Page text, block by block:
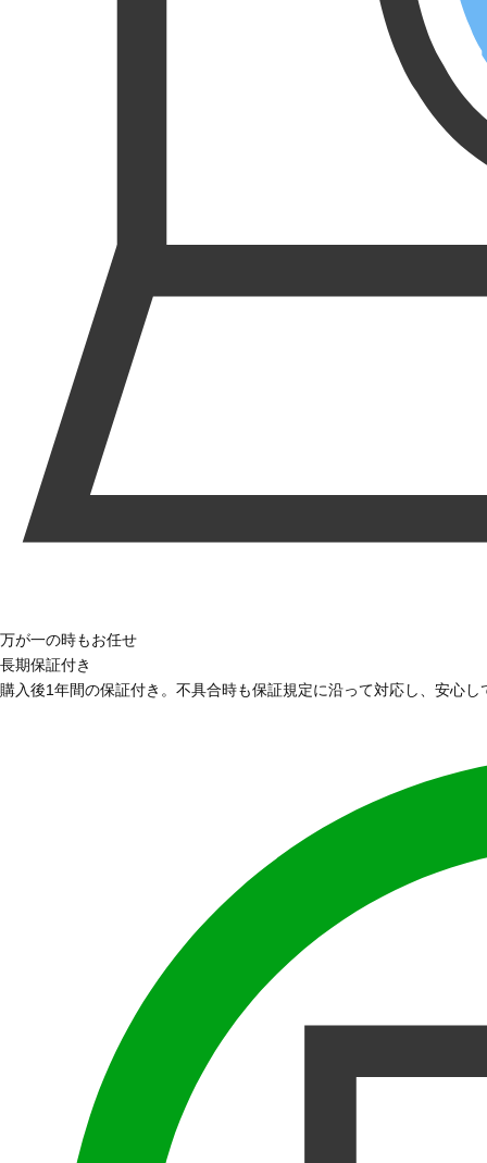
万が一の時もお任せ
長期保証付き
購入後1年間の保証付き。不具合時も保証規定に沿って対応し、安心